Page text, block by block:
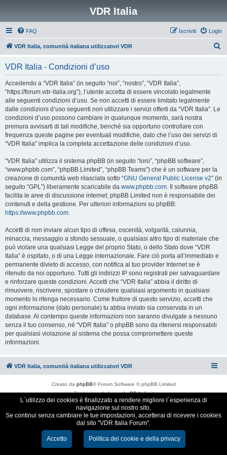
VDR Italia
FAQ Login
Iscriviti
VDR Italia, comunità italiana utilizzatori VDR
VDR Italia - Condizioni d’uso
Accedendo a “VDR Italia” (in seguito “noi”, “nostro”, “VDR Italia”,
“https://forum.vdr-italia.org”), l’utente accetta di essere vincolato legalmente
alle seguenti condizioni d’uso. Se non accetti di essere limitato legalmente
dalle condizioni d’uso seguenti non utilizzare i servizi offerti da “VDR Italia”. Le
condizioni d’uso possono cambiare in qualunque momento, sarà nostra
premura avvisarti di tali modifiche, benché sia opportuno controllare con
frequenza queste pagine per eventuali modifiche, dato che l’uso dei servizi di
“VDR Italia” implica la completa accettazione delle condizioni d’uso.
“VDR Italia” utilizza il sistema phpBB (in seguito “loro”, “phpBB software”,
“www.phpbb.com”, “phpBB Limited”, “phpBB Teams”) che è un software per la
creazione di comunità web rilasciata sotto “GNU General Public License v2” (in
seguito “GPL”) liberamente scaricabile da www.phpbb.com. Il software phpBB
facilita le aree di discussione internet; phpBB Limited non è responsabile dei
contenuti e della gestione. Per ulteriori informazioni su phpBB:
https://www.phpbb.com.
Accetti di non inviare alcun tipo di offesa, oscenità, volgarità, calunnia,
minaccia, messaggio a sfondo sessuale, o qualsiasi altro tipo di materiale che
può violare una qualsiasi Legge del proprio Stato, o dello Stato dove “VDR
Italia” è ospitato, o di una Legge internazionale. Fare ciò porta all’immediato e
permanente divieto di accesso, con notifica al tuo provider Internet se è
ritenuto da noi opportuno. Tutti gli indirizzi IP sono registrati per salvaguardare
e rinforzare queste condizioni. Accetti che “VDR Italia” abbia il diritto di
rimuovere, riscrivere, spostare o chiudere qualsiasi argomento in qualsiasi
momento lo ritenga necessario. Come fruitore di questo servizio, accetti che
ogni informazione (dato personale) tu abbia inviato sia conservata in un
database. Al contempo queste informazioni non saranno divulgate a nessuno
senza il tuo consenso, né “VDR Italia” o phpBB sono da ritenersi responsabili
per qualsiasi violazione al sistema che possa compromettere queste
informazioni.
VDR Italia, comunità italiana utilizzatori VDR
Creato da phpBB® Forum Software © phpBB Limited
Traduzione ItalianaphpBB-Italia.it
Cookie e Privacy
L´utilizzo dei cookies è finalizzato a rendere migliore l´esperienza di
navigazione sul nostro sito.
Se continui senza cambiare le tue impostazioni, accetterai di ricevere i cookies
dal sito "VDR Italia Forum".
Accetto Politica dei cookie e della privacy